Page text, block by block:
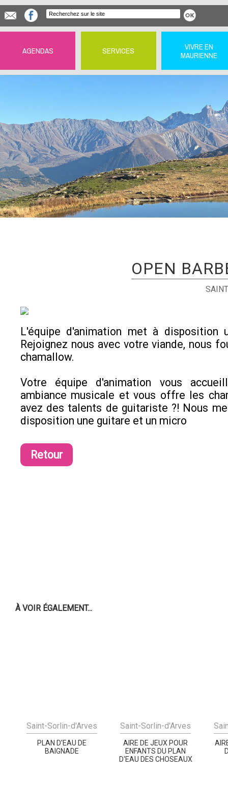
AGENDAS SERVICES
VIVRE EN
MAURIENNE
OPEN
L'équipe d'animation met à disposition
Rejoignez nous avec votre viande, nous
chamallow.
Votre équipe d'animation vous
ambiance musicale et vous offre les
avez des talents de guitariste ?! Nous
disposition une guitare et un micro
Retour
À VOIR ÉGALEMENT...
Saint-Sorlin-d'Arves
PLAN D'EAU DE
BAIGNADE
Saint-Sorlin-d'Arves
AIRE DE JEUX POUR
ENFANTS DU PLAN
D'EAU DES CHOSEAUX